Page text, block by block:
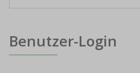
Benutzer-Login